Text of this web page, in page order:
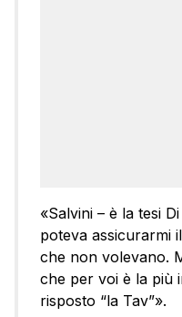
«Salvini – è la tesi
poteva assicurarmi
che non volevano.
che per voi è la più
risposto “la Tav”».